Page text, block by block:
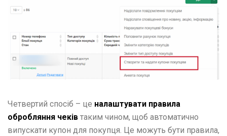
Четвертий спосіб – це налаштувати правила
обробляння чеків таким чином, щоб автоматично
випускати купон для покупця. Це можуть бути правила,